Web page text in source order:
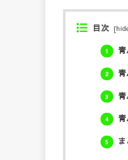
目次 [
1
2
3
4
5